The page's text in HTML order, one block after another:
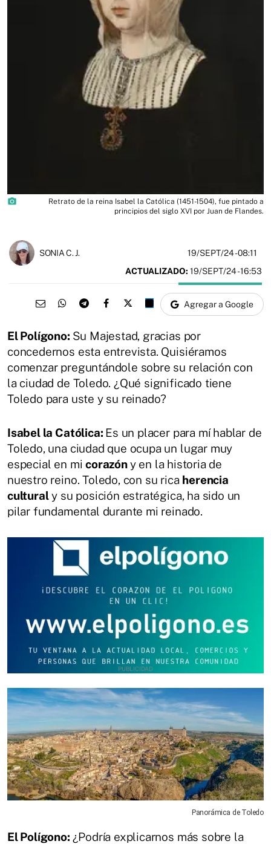
photo_camera
Retrato de la reina Isabel la Católica (1451-1504), fue pintado a
principios del siglo XVI por Juan de Flandes.
SONIA C. J. 19/SEPT/24- 08:11
ACTUALIZADO: 19/SEPT/24 - 16:53
Agregar a Google
El Polígono: Su Majestad, gracias por
concedernos esta entrevista. Quisiéramos
comenzar preguntándole sobre su relación con
la ciudad de Toledo. ¿Qué significado tiene
Toledo para uste y su reinado?
Isabel la Católica: Es un placer para mí hablar de
Toledo, una ciudad que ocupa un lugar muy
especial en micorazóny en la historia de
nuestro reino. Toledo, con su rica herencia
culturaly su posición estratégica, ha sido un
pilar fundamental durante mi reinado.
Panorámica de Toledo
El Polígono: ¿Podría explicarnos más sobre la